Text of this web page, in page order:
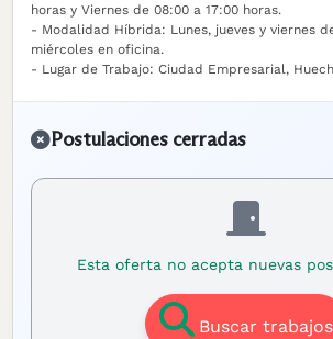
horas y Viernes de 08:00 a 17:00 horas.
- Modalidad Híbrida: Lunes, jueves y viernes
miércoles en oficina.
- Lugar de Trabajo: Ciudad Empresarial,
Postulaciones cerradas
Esta oferta no acepta nuevas
Buscar trabajos